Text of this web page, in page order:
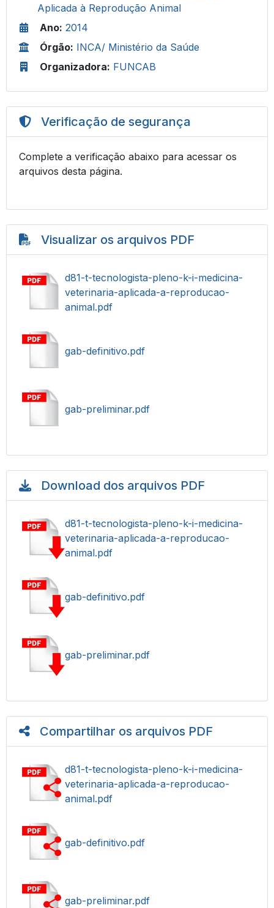
Aplicada à Reprodução Animal
Ano: 2014
Órgão: INCA/ Ministério da Saúde
Organizadora: FUNCAB
Verificação de segurança
Complete a verificação abaixo para acessar os
arquivos desta página.
Visualizar os arquivos PDF
d81-t-tecnologista-pleno-k-i-medicina-
veterinaria-aplicada-a-reproducao-
animal.pdf
gab-definitivo.pdf
gab-preliminar.pdf
Download dos arquivos PDF
d81-t-tecnologista-pleno-k-i-medicina-
veterinaria-aplicada-a-reproducao-
animal.pdf
gab-definitivo.pdf
gab-preliminar.pdf
Compartilhar os arquivos PDF
d81-t-tecnologista-pleno-k-i-medicina-
veterinaria-aplicada-a-reproducao-
animal.pdf
gab-definitivo.pdf
gab-preliminar.pdf